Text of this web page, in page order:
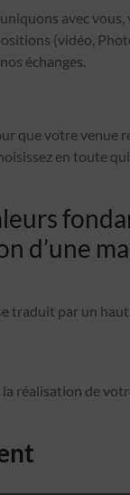
avec
(vidéo,
échanges.
que votre venue
en toute
d’une
traduit par un
réalisation de